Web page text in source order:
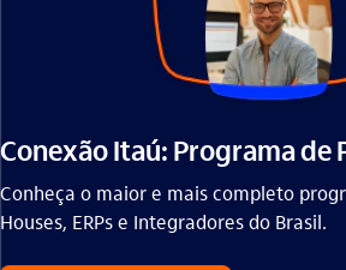
Conexão Itaú: Programa de
Conheça o maior e mais completo
Houses, ERPs e Integradores do Brasil.